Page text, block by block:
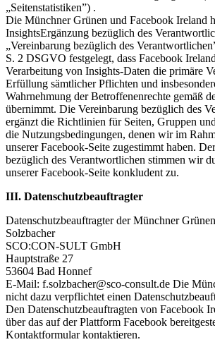
„Seitenstatistiken”) .
Die Münchner Grünen und Facebook Ireland
InsightsErgänzung bezüglich des
„Vereinbarung bezüglich des
S. 2 DSGVO festgelegt, dass Facebook
Verarbeitung von Insights-Daten die primäre
Erfüllung sämtlicher Pflichten und
Wahrnehmung der Betroffenenrechte gemäß
übernimmt. Die Vereinbarung bezüglich des
ergänzt die Richtlinien für Seiten, Gruppen
die Nutzungsbedingungen, denen wir im
unserer Facebook-Seite zugestimmt haben.
bezüglich des Verantwortlichen stimmen wir
unserer Facebook-Seite konkludent zu.
III. Datenschutzbeauftragter
Datenschutzbeauftragter der Münchner
Solzbacher
SCO:CON-SULT GmbH
Hauptstraße 27
53604 Bad Honnef
E-Mail: f.solzbacher@sco-consult.de Die
nicht dazu verpflichtet einen
Den Datenschutzbeauftragten von Facebook
über das auf der Plattform Facebook
Kontaktformular kontaktieren.